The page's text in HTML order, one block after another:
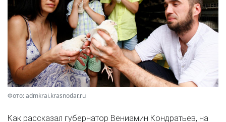
Фото: admkrai.krasnodar.ru
Как рассказал губернатор Вениамин Кондратьев, на